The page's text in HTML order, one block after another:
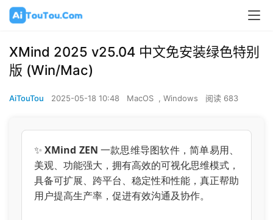
XMind 2025 v25.04 中文免安装绿色特别
版 (Win/Mac)
AiTouTou 2025-05-18 10:48 MacOS , Windows 阅读 683
✨XMind ZEN 一款思维导图软件，简单易用、
美观、功能强大，拥有高效的可视化思维模式，
具备可扩展、跨平台、稳定性和性能，真正帮助
用户提高生产率，促进有效沟通及协作。